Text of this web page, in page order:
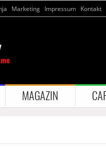
Marketing Impressum Kontakt
MAGAZIN